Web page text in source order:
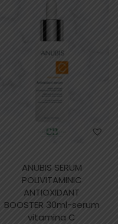
ANUBIS SERUM
POLIVITAMINIC
ANTIOXIDANT
BOOSTER 30ml-serum
vitamina C